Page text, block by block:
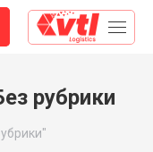
рубрики